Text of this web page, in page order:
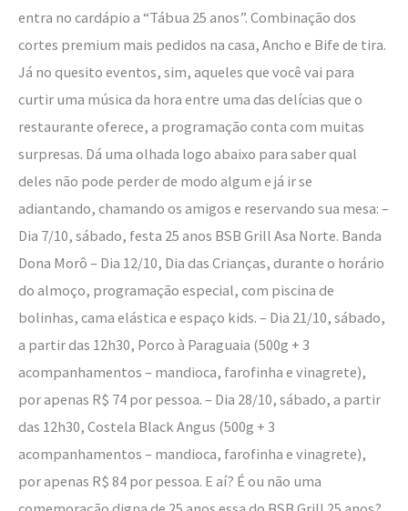
entra no cardápio a “Tábua 25 anos”. Combinação dos
cortes premium mais pedidos na casa, Ancho e Bife de tira.
Já no quesito eventos, sim, aqueles que você vai para
curtir uma música da hora entre uma das delícias que o
restaurante oferece, a programação conta com muitas
surpresas. Dá uma olhada logo abaixo para saber qual
deles não pode perder de modo algum e já ir se
adiantando, chamando os amigos e reservando sua mesa: –
Dia 7/10, sábado, festa 25 anos BSB Grill Asa Norte. Banda
Dona Morô – Dia 12/10, Dia das Crianças, durante o horário
do almoço, programação especial, com piscina de
bolinhas, cama elástica e espaço kids. – Dia 21/10, sábado,
a partir das 12h30, Porco à Paraguaia (500g + 3
acompanhamentos – mandioca, farofinha e vinagrete),
por apenas R$ 74 por pessoa. – Dia 28/10, sábado, a partir
das 12h30, Costela Black Angus (500g + 3
acompanhamentos – mandioca, farofinha e vinagrete),
por apenas R$ 84 por pessoa. E aí? É ou não uma